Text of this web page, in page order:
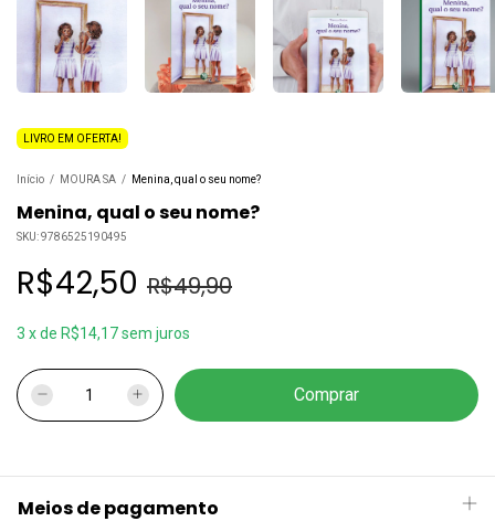
LIVRO EM OFERTA!
Início / MOURA SA / Menina, qual o seu nome?
Menina, qual o seu nome?
SKU:9786525190495
R$42,50 R$49,90
3 xde R$14,17sem juros
Meios de pagamento